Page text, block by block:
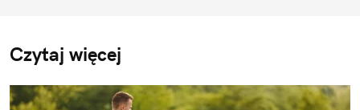
Czytaj więcej